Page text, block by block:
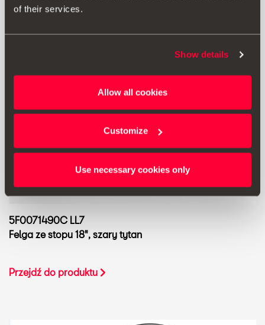
of their services.
Show details
Allow all cookies
Customize
Use necessary cookies only
5F0071490C LL7
Felga ze stopu 18", szary tytan
Przejdź do produktu